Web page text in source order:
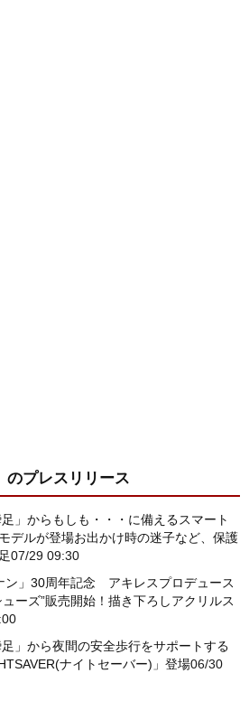
のプレスリリース
」からもしも・・・に備えるスマート
デルが登場お出かけ時の迷子など、保護
07/29 09:30
ン」30周年記念 アキレスプロデュース
ーズ”販売開始！描き下ろしアクリルス
」から夜間の安全歩行をサポートする
ナイトセーバー)」登場06/30